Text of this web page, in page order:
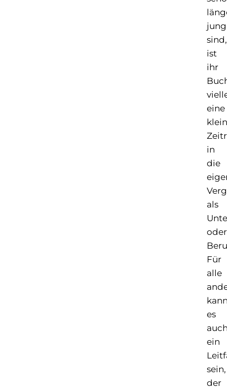
jung
sind,
ist
ihr
eine
in
die
als
oder
Für
alle
es
ein
sein,
der